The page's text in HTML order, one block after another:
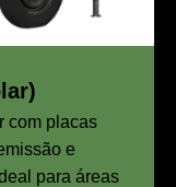
com placas
e
para áreas